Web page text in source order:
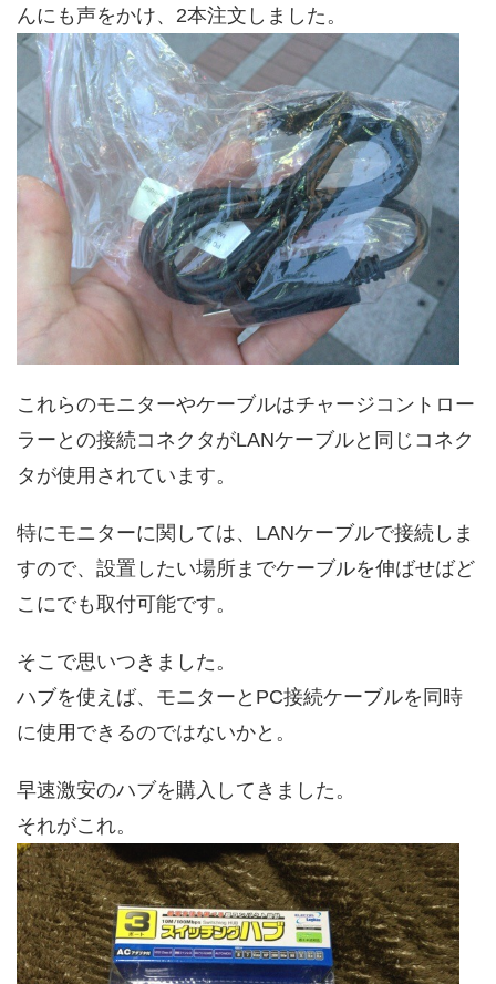
んにも声をかけ、2本注文しました。
これらのモニターやケーブルはチャージコントロー
ラーとの接続コネクタがLANケーブルと同じコネク
タが使用されています。
特にモニターに関しては、LANケーブルで接続しま
すので、設置したい場所までケーブルを伸ばせばど
こにでも取付可能です。
そこで思いつきました。
ハブを使えば、モニターとPC接続ケーブルを同時
に使用できるのではないかと。
早速激安のハブを購入してきました。
それがこれ。